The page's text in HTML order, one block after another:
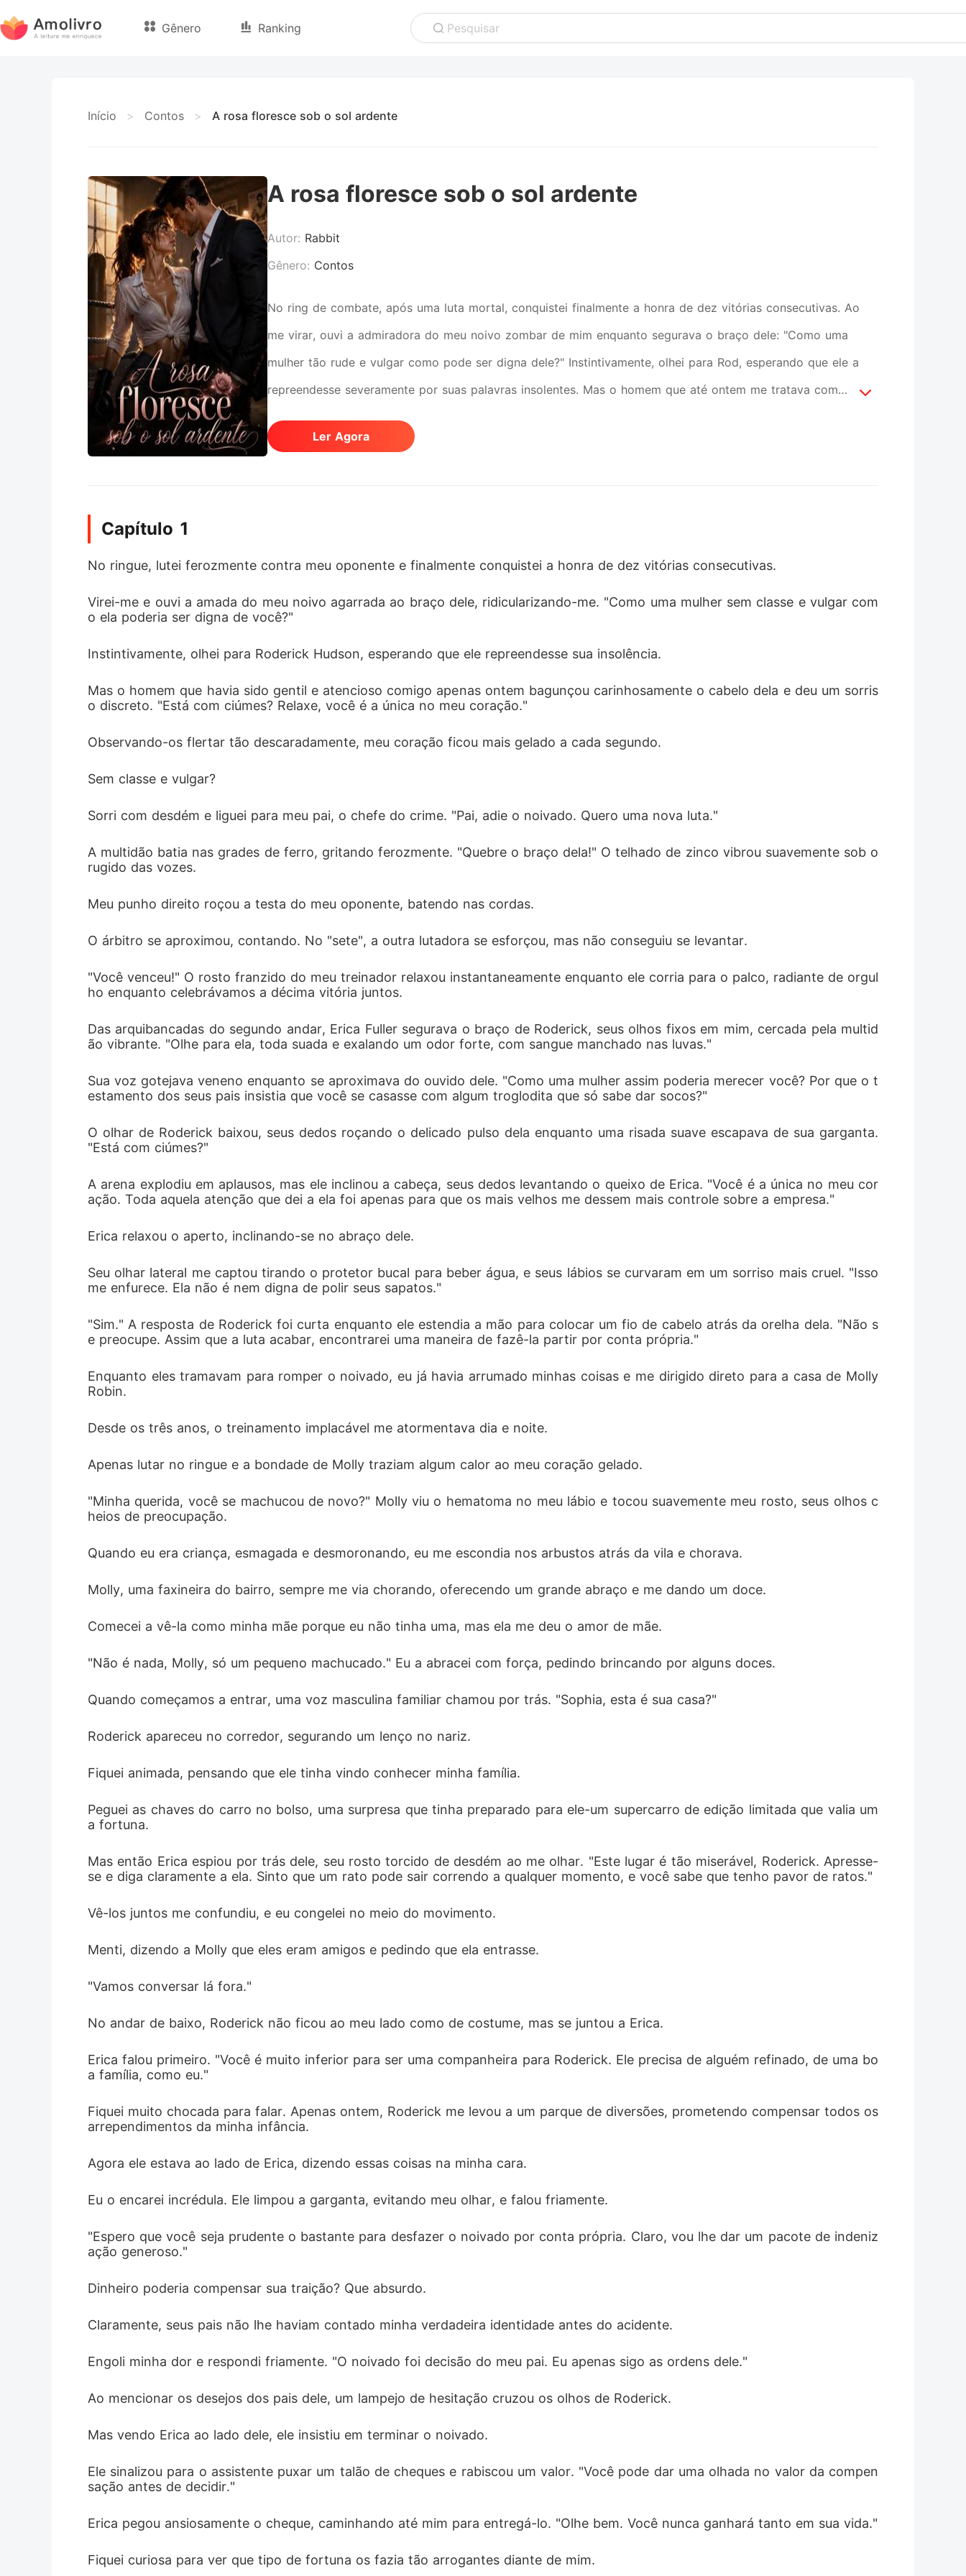
Gênero Ranking Pesquisar
Início > Contos > A rosa floresce sob o sol ardente
A rosa floresce sob o sol ardente
Autor: Rabbit
Gênero: Contos
No ring de combate, após uma luta mortal, conquistei finalmente a honra de dez vitórias consecutivas. Ao
me virar, ouvi a admiradora do meu noivo zombar de mim enquanto segurava o braço dele: "Como uma
mulher tão rude e vulgar como pode ser digna dele?" Instintivamente, olhei para Rod, esperando que ele a
repreendesse severamente por suas palavras insolentes. Mas o homem que até ontem me tratava com
gentileza e carinho apenas afagou carinhosamente a cabeça dela e deu uma risadinha: "Está com ciúmes?"
"Fique tranquila, no meu coração só existe você." Observando os dois flertarem descaradamente, o meu
Ler Agora
Capítulo 1
No ringue, lutei ferozmente contra meu oponente e finalmente conquistei a honra de dez vitórias consecutivas.
Virei-me e ouvi a amada do meu noivo agarrada ao braço dele, ridicularizando-me. "Como uma mulher sem classe e vulgar com
o ela poderia ser digna de você?"
Instintivamente, olhei para Roderick Hudson, esperando que ele repreendesse sua insolência.
Mas o homem que havia sido gentil e atencioso comigo apenas ontem bagunçou carinhosamente o cabelo dela e deu um sorris
o discreto. "Está com ciúmes? Relaxe, você é a única no meu coração."
Observando-os flertar tão descaradamente, meu coração ficou mais gelado a cada segundo.
Sem classe e vulgar?
Sorri com desdém e liguei para meu pai, o chefe do crime. "Pai, adie o noivado. Quero uma nova luta."
A multidão batia nas grades de ferro, gritando ferozmente. "Quebre o braço dela!" O telhado de zinco vibrou suavemente sob o
rugido das vozes.
Meu punho direito roçou a testa do meu oponente, batendo nas cordas.
O árbitro se aproximou, contando. No "sete", a outra lutadora se esforçou, mas não conseguiu se levantar.
"Você venceu!" O rosto franzido do meu treinador relaxou instantaneamente enquanto ele corria para o palco, radiante de orgul
ho enquanto celebrávamos a décima vitória juntos.
Das arquibancadas do segundo andar, Erica Fuller segurava o braço de Roderick, seus olhos fixos em mim, cercada pela multid
ão vibrante. "Olhe para ela, toda suada e exalando um odor forte, com sangue manchado nas luvas."
Sua voz gotejava veneno enquanto se aproximava do ouvido dele. "Como uma mulher assim poderia merecer você? Por que o t
estamento dos seus pais insistia que você se casasse com algum troglodita que só sabe dar socos?"
O olhar de Roderick baixou, seus dedos roçando o delicado pulso dela enquanto uma risada suave escapava de sua garganta.
"Está com ciúmes?"
A arena explodiu em aplausos, mas ele inclinou a cabeça, seus dedos levantando o queixo de Erica. "Você é a única no meu cor
ação. Toda aquela atenção que dei a ela foi apenas para que os mais velhos me dessem mais controle sobre a empresa."
Erica relaxou o aperto, inclinando-se no abraço dele.
Seu olhar lateral me captou tirando o protetor bucal para beber água, e seus lábios se curvaram em um sorriso mais cruel. "Isso
me enfurece. Ela não é nem digna de polir seus sapatos."
"Sim." A resposta de Roderick foi curta enquanto ele estendia a mão para colocar um fio de cabelo atrás da orelha dela. "Não s
e preocupe. Assim que a luta acabar, encontrarei uma maneira de fazê-la partir por conta própria."
Enquanto eles tramavam para romper o noivado, eu já havia arrumado minhas coisas e me dirigido direto para a casa de Molly
Robin.
Desde os três anos, o treinamento implacável me atormentava dia e noite.
Apenas lutar no ringue e a bondade de Molly traziam algum calor ao meu coração gelado.
"Minha querida, você se machucou de novo?" Molly viu o hematoma no meu lábio e tocou suavemente meu rosto, seus olhos c
heios de preocupação.
Quando eu era criança, esmagada e desmoronando, eu me escondia nos arbustos atrás da vila e chorava.
Molly, uma faxineira do bairro, sempre me via chorando, oferecendo um grande abraço e me dando um doce.
Comecei a vê-la como minha mãe porque eu não tinha uma, mas ela me deu o amor de mãe.
"Não é nada, Molly, só um pequeno machucado." Eu a abracei com força, pedindo brincando por alguns doces.
Quando começamos a entrar, uma voz masculina familiar chamou por trás. "Sophia, esta é sua casa?"
Roderick apareceu no corredor, segurando um lenço no nariz.
Fiquei animada, pensando que ele tinha vindo conhecer minha família.
Peguei as chaves do carro no bolso, uma surpresa que tinha preparado para ele-um supercarro de edição limitada que valia um
a fortuna.
Mas então Erica espiou por trás dele, seu rosto torcido de desdém ao me olhar. "Este lugar é tão miserável, Roderick. Apresse-
se e diga claramente a ela. Sinto que um rato pode sair correndo a qualquer momento, e você sabe que tenho pavor de ratos."
Vê-los juntos me confundiu, e eu congelei no meio do movimento.
Menti, dizendo a Molly que eles eram amigos e pedindo que ela entrasse.
"Vamos conversar lá fora."
No andar de baixo, Roderick não ficou ao meu lado como de costume, mas se juntou a Erica.
Erica falou primeiro. "Você é muito inferior para ser uma companheira para Roderick. Ele precisa de alguém refinado, de uma bo
a família, como eu."
Fiquei muito chocada para falar. Apenas ontem, Roderick me levou a um parque de diversões, prometendo compensar todos os
arrependimentos da minha infância.
Agora ele estava ao lado de Erica, dizendo essas coisas na minha cara.
Eu o encarei incrédula. Ele limpou a garganta, evitando meu olhar, e falou friamente.
"Espero que você seja prudente o bastante para desfazer o noivado por conta própria. Claro, vou lhe dar um pacote de indeniz
ação generoso."
Dinheiro poderia compensar sua traição? Que absurdo.
Claramente, seus pais não lhe haviam contado minha verdadeira identidade antes do acidente.
Engoli minha dor e respondi friamente. "O noivado foi decisão do meu pai. Eu apenas sigo as ordens dele."
Ao mencionar os desejos dos pais dele, um lampejo de hesitação cruzou os olhos de Roderick.
Mas vendo Erica ao lado dele, ele insistiu em terminar o noivado.
Ele sinalizou para o assistente puxar um talão de cheques e rabiscou um valor. "Você pode dar uma olhada no valor da compen
sação antes de decidir."
Erica pegou ansiosamente o cheque, caminhando até mim para entregá-lo. "Olhe bem. Você nunca ganhará tanto em sua vida."
Fiquei curiosa para ver que tipo de fortuna os fazia tão arrogantes diante de mim.